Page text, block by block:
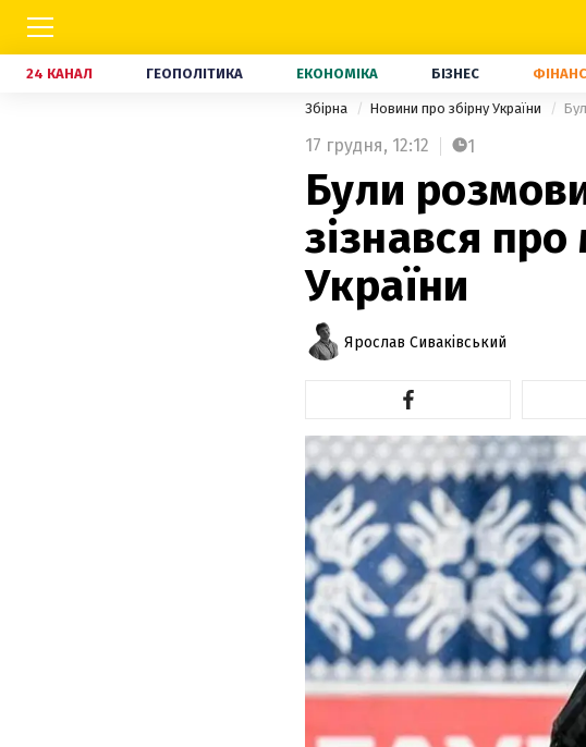
24 КАНАЛ ГЕОПОЛІТИКА ЕКОНОМІКА БІЗНЕС
Збірна Новини про збірну України
17 грудня, 12:12 1
Були
зізнався
України
Ярослав Сиваківський